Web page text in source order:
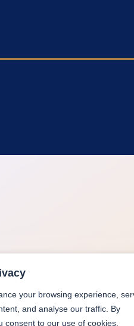
your browsing experience,
and analyse our traffic. By
consent to our use of cookies.